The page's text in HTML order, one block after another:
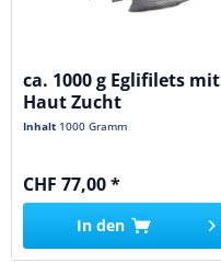
ca. 1000 g Eglifilets mit
Haut Zucht
Inhalt 1000 Gramm
CHF 77,00 *
In den